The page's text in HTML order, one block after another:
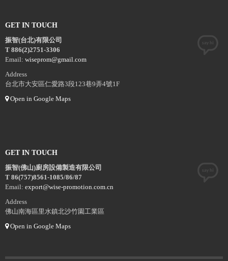
GET IN TOUCH
振智(台北)有限公司
T 886(2)2751-3306
Email: wiseprom@gmail.com
Address
台北市大安區仁愛路3段123巷9弄4號1F
Open in Google Maps
GET IN TOUCH
振智(佛山)廚房設備製造有限公司
T 86(757)8561-1085/86/87
Email: export@wise-promotion.com.cn
Address
佛山南海區里水鎮北沙竹園工業區
Open in Google Maps